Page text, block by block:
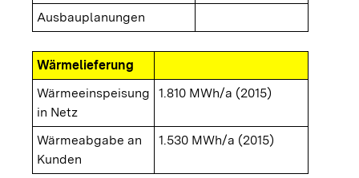
Ausbauplanungen
Wärmelieferung
Wärmeeinspeisung
in Netz
1.810 MWh/a (2015)
Wärmeabgabe an
Kunden
1.530 MWh/a (2015)